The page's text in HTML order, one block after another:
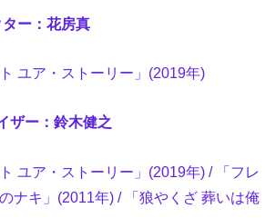
ー：花房真
ユア・ストーリー」(2019年)
ザー：鈴木健之
ユア・ストーリー」(2019年) / 「フレ
ナキ」(2011年) / 「狼やくざ 葬いは俺